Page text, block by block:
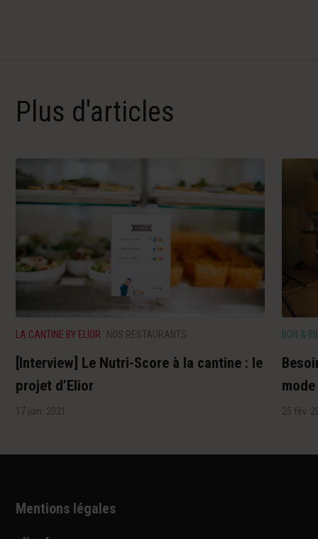
Plus d'articles
LA CANTINE BY ELIOR NOS RESTAURANTS
[Interview] Le Nutri-Score à la cantine : le
projet d’Elior
17 juin. 2021
BON &
25 fév.
Mentions légales